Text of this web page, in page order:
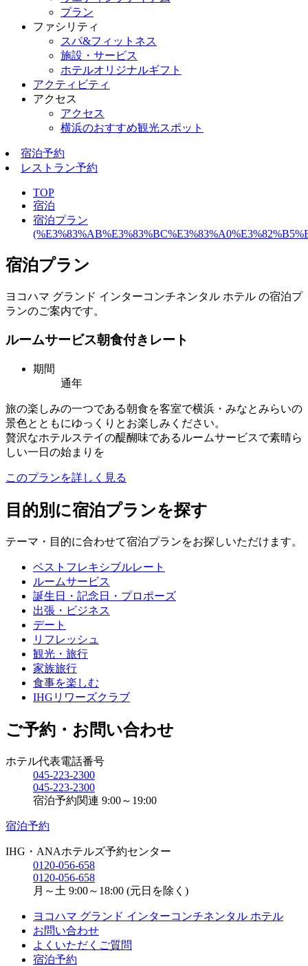
プラン
ファシリティ
スパ&フィットネス
施設・サービス
ホテルオリジナルギフト
アクティビティ
アクセス
アクセス
横浜のおすすめ観光スポット
宿泊予約
レストラン予約
TOP
宿泊
宿泊プラン
宿泊プラン
ヨコハマ グランド インターコンチネンタル ホテル の宿泊プ
ランのご案内です。
ルームサービス朝食付きレート
期間
通年
旅の楽しみの一つである朝食を客室で横浜・みなとみらいの
景色とともにゆっくりとお楽しみください。
贅沢なホテルステイの醍醐味であるルームサービスで素晴ら
しい一日の始まりを
このプランを詳しく見る
目的別に宿泊プランを探す
テーマ・目的に合わせて宿泊プランをお探しいただけます。
ベストフレキシブルレート
ルームサービス
誕生日・記念日・プロポーズ
出張・ビジネス
デート
リフレッシュ
観光・旅行
家族旅行
食事を楽しむ
IHGリワーズクラブ
ご予約・お問い合わせ
ホテル代表電話番号
045-223-2300
045-223-2300
宿泊予約関連 9:00～19:00
宿泊予約
IHG・ANAホテルズ予約センター
0120-056-658
0120-056-658
月～土 9:00～18:00 (元日を除く)
ヨコハマ グランド インターコンチネンタル ホテル
お問い合わせ
よくいただくご質問
宿泊予約